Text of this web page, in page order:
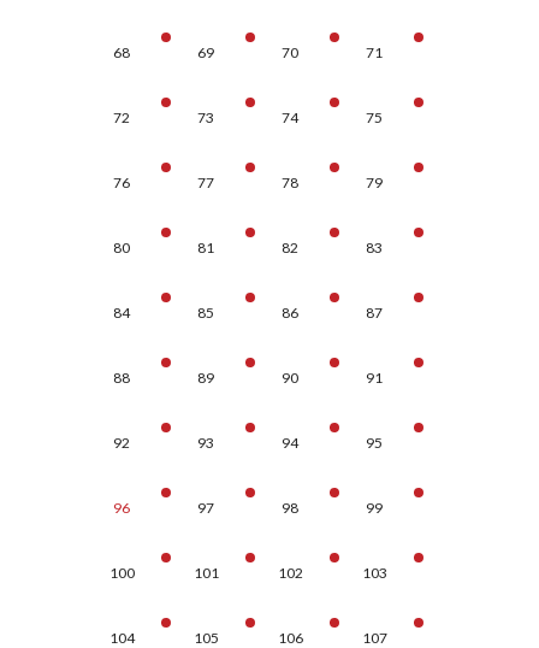
68 69 70 71
72 73 74 75
76 77 78 79
80 81 82 83
84 85 86 87
88 89 90 91
92 93 94 95
96 97 98 99
100 101 102 103
104 105 106 107